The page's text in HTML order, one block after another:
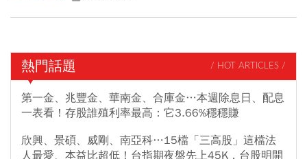
熱門話題 / HOT ARTICLES /
第一金、兆豐金、華南金、合庫金…本週除息日、配息
一表看！存股誰殖利率最高：它3.66%穩穩賺
欣興、景碩、威剛、南亞科…15檔「三高股」這檔法
人最愛、本益比超低！台指期夜盤先上45K，台股明開